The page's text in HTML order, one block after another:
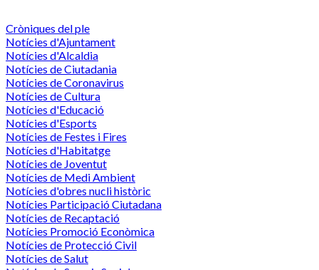
Cròniques del ple
Notícies d'Ajuntament
Notícies d'Alcaldia
Notícies de Ciutadania
Notícies de Coronavirus
Notícies de Cultura
Notícies d'Educació
Notícies d'Esports
Notícies de Festes i Fires
Notícies d'Habitatge
Notícies de Joventut
Notícies de Medi Ambient
Notícies d'obres nucli històric
Notícies Participació Ciutadana
Notícies de Recaptació
Notícies Promoció Econòmica
Notícies de Protecció Civil
Notícies de Salut